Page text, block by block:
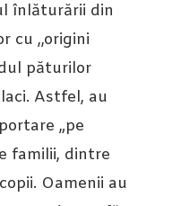
înlăturării din
cu ,,origini
păturilor
Astfel, au
„pe
familii, dintre
Oamenii au